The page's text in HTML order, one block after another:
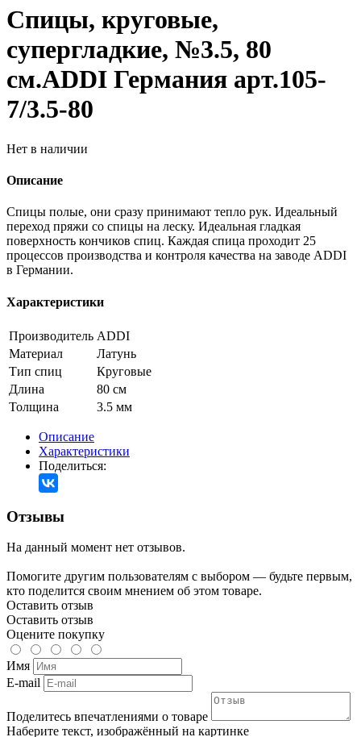
Спицы, круговые,
супергладкие, №3.5, 80
см.ADDI Германия арт.105-
7/3.5-80
Нет в наличии
Описание
Спицы полые, они сразу принимают тепло рук. Идеальный
переход пряжи со спицы на леску. Идеальная гладкая
поверхность кончиков спиц. Каждая спица проходит 25
процессов производства и контроля качества на заводе ADDI
в Германии.
Характеристики
Производитель ADDI
Материал
Латунь
Тип спиц
Круговые
Длина
80 см
Толщина
3.5 мм
Описание
Характеристики
Поделиться:
Отзывы
На данный момент нет отзывов.
Помогите другим пользователям с выбором — будьте первым,
кто поделится своим мнением об этом товаре.
Оставить отзыв
Оставить отзыв
Оцените покупку
Имя
E-mail
Поделитесь впечатлениями о товаре
Наберите текст, изображённый на картинке